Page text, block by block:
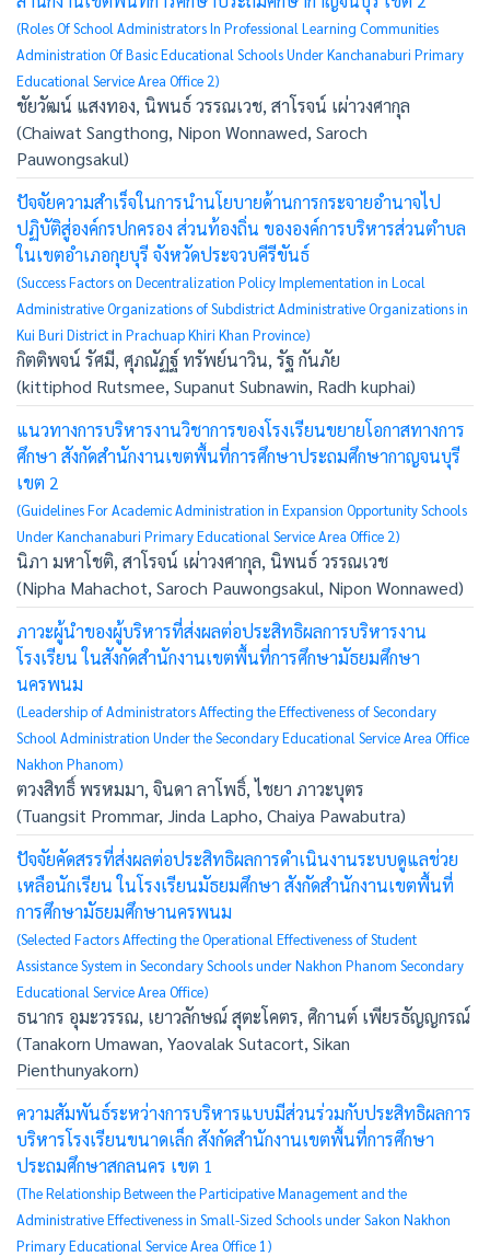
(Roles Of School Administrators In Professional Learning Communities
Administration Of Basic Educational Schools Under Kanchanaburi Primary
Educational Service Area Office 2)
ชัยวัฒน์ แสงทอง, นิพนธ์ วรรณเวช, สาโรจน์ เผ่าวงศากุล
(Chaiwat Sangthong, Nipon Wonnawed, Saroch
Pauwongsakul)
ปัจจัยความสำเร็จในการนำนโยบายด้านการกระจายอำนาจไป
ปฏิบัติสู่องค์กรปกครอง ส่วนท้องถิ่น ขององค์การบริหารส่วนตำบล
ในเขตอำเภอกุยบุรี จังหวัดประจวบคีรีขันธ์
(Success Factors on Decentralization Policy Implementation in Local
Administrative Organizations of Subdistrict Administrative Organizations in
Kui Buri District in Prachuap Khiri Khan Province)
กิตติพจน์ รัศมี, ศุภณัฏฐ์ ทรัพย์นาวิน, รัฐ กันภัย
(kittiphod Rutsmee, Supanut Subnawin, Radh kuphai)
แนวทางการบริหารงานวิชาการของโรงเรียนขยายโอกาสทางการ
ศึกษา สังกัดสำนักงานเขตพื้นที่การศึกษาประถมศึกษากาญจนบุรี
เขต 2
(Guidelines For Academic Administration in Expansion Opportunity Schools
Under Kanchanaburi Primary Educational Service Area Office 2)
นิภา มหาโชติ, สาโรจน์ เผ่าวงศากุล, นิพนธ์ วรรณเวช
(Nipha Mahachot, Saroch Pauwongsakul, Nipon Wonnawed)
ภาวะผู้นำของผู้บริหารที่ส่งผลต่อประสิทธิผลการบริหารงาน
โรงเรียน ในสังกัดสำนักงานเขตพื้นที่การศึกษามัธยมศึกษา
นครพนม
(Leadership of Administrators Affecting the Effectiveness of Secondary
School Administration Under the Secondary Educational Service Area Office
Nakhon Phanom)
ตวงสิทธิ์ พรหมมา, จินดา ลาโพธิ์, ไชยา ภาวะบุตร
(Tuangsit Prommar, Jinda Lapho, Chaiya Pawabutra)
ปัจจัยคัดสรรที่ส่งผลต่อประสิทธิผลการดำเนินงานระบบดูแลช่วย
เหลือนักเรียน ในโรงเรียนมัธยมศึกษา สังกัดสำนักงานเขตพื้นที่
การศึกษามัธยมศึกษานครพนม
(Selected Factors Affecting the Operational Effectiveness of Student
Assistance System in Secondary Schools under Nakhon Phanom Secondary
Educational Service Area Office)
ธนากร อุมะวรรณ, เยาวลักษณ์ สุตะโคตร, ศิกานต์ เพียรธัญญกรณ์
(Tanakorn Umawan, Yaovalak Sutacort, Sikan
Pienthunyakorn)
ความสัมพันธ์ระหว่างการบริหารแบบมีส่วนร่วมกับประสิทธิผลการ
บริหารโรงเรียนขนาดเล็ก สังกัดสำนักงานเขตพื้นที่การศึกษา
ประถมศึกษาสกลนคร เขต 1
(The Relationship Between the Participative Management and the
Administrative Effectiveness in Small-Sized Schools under Sakon Nakhon
Primary Educational Service Area Office 1)